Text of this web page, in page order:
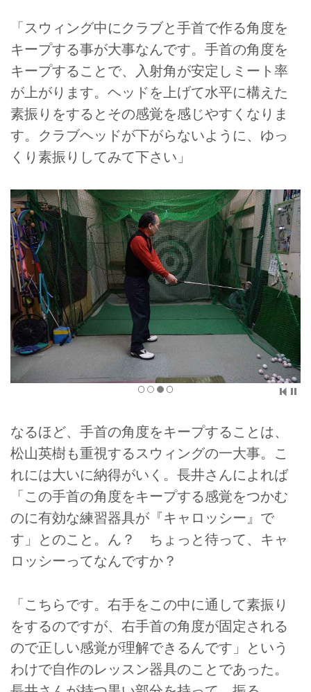
「スウィング中にクラブと手首で作る角度を
キープする事が大事なんです。手首の角度を
キープすることで、入射角が安定しミート率
が上がります。ヘッドを上げて水平に構えた
素振りをするとその感覚を感じやすくなりま
す。クラブヘッドが下がらないように、ゆっ
くり素振りしてみて下さい」
なるほど、手首の角度をキープすることは、
松山英樹も重視するスウィングの一大事。こ
れには大いに納得がいく。長井さんによれば
「この手首の角度をキープする感覚をつかむ
のに有効な練習器具が『キャロッシー』で
す」とのこと。ん？ ちょっと待って、キャ
ロッシーってなんですか？
「こちらです。右手をこの中に通して素振り
をするのですが、右手首の角度が固定される
ので正しい感覚が理解できるんです」という
わけで自作のレッスン器具のことであった。